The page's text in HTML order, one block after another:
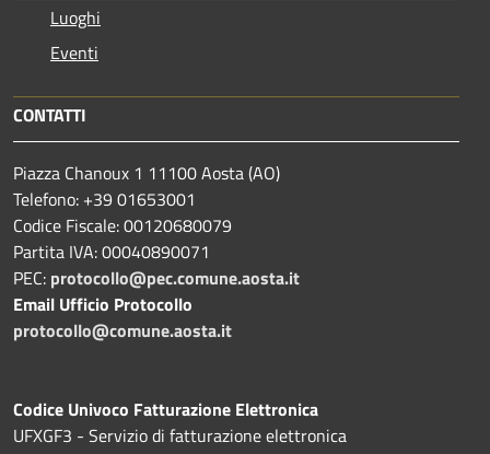
Luoghi
Eventi
CONTATTI
Piazza Chanoux 1 11100 Aosta (AO)
Telefono: +39 01653001
Codice Fiscale: 00120680079
Partita IVA: 00040890071
PEC: protocollo@pec.comune.aosta.it
Email Ufficio Protocollo
protocollo@comune.aosta.it
Codice Univoco Fatturazione Elettronica
UFXGF3 - Servizio di fatturazione elettronica